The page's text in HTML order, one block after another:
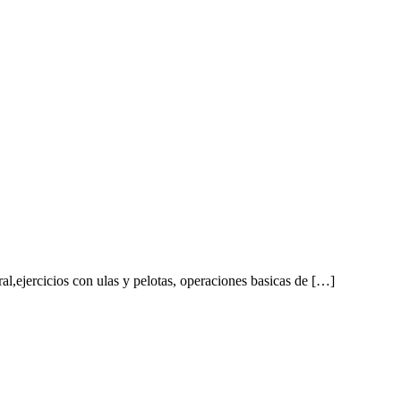
con ulas y pelotas, operaciones basicas de […]